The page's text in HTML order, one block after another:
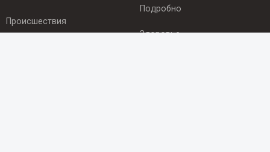
Происшествия
Подробно
Здоровье